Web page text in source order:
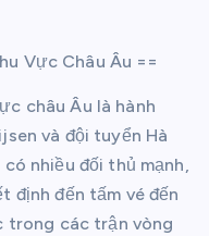
Vực Châu Âu ==
châu Âu là hành
và đội tuyển Hà
nhiều đối thủ mạnh,
định đến tấm vé đến
trong các trận vòng